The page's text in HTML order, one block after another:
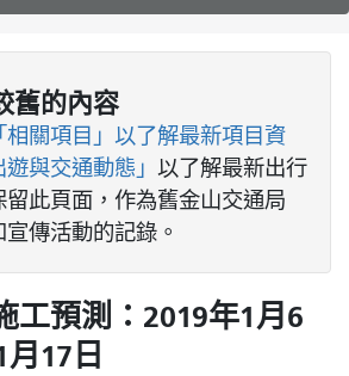
舊的內容
「相關項目」以了解最新項目資
遊與交通動態」 以了解最新出行
此頁面，作為舊金山交通局
宣傳活動的記錄。
工預測：2019年1月6
17日